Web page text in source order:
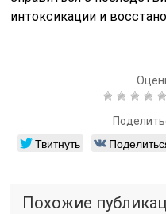
интоксикации и
Твитнуть
Похожие